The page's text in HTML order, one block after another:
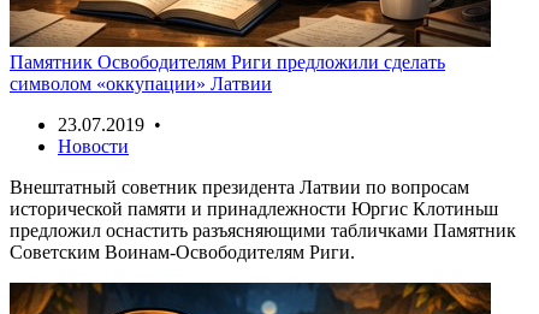
Памятник Освободителям Риги предложили сделать
символом «оккупации» Латвии
23.07.2019 •
Новости
Внештатный советник президента Латвии по вопросам
исторической памяти и принадлежности Юргис Клотиньш
предложил оснастить разъясняющими табличками Памятник
Советским Воинам-Освободителям Риги.